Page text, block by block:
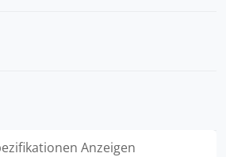
Anzeigen